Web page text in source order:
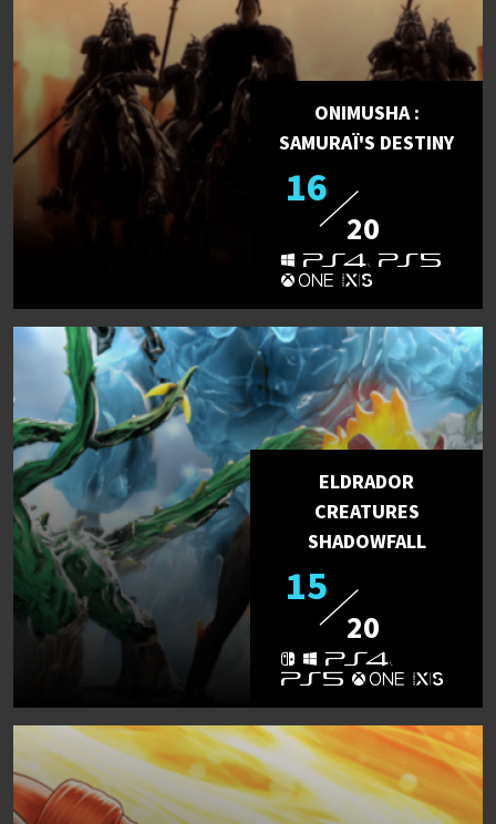
ONIMUSHA :
SAMURAÏ'S DESTINY
16
20
ELDRADOR
CREATURES
SHADOWFALL
15
20